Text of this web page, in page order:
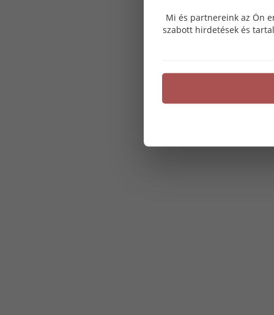
Mi és partnereink az Ön
szabott hirdetések és